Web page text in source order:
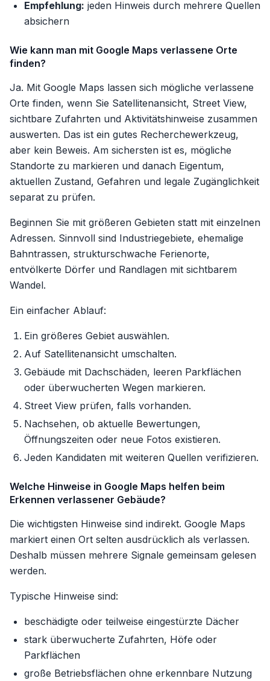
Empfehlung: jeden Hinweis durch mehrere Quellen
absichern
Wie kann man mit Google Maps verlassene Orte
finden?
Ja. Mit Google Maps lassen sich mögliche verlassene
Orte finden, wenn Sie Satellitenansicht, Street View,
sichtbare Zufahrten und Aktivitätshinweise zusammen
auswerten. Das ist ein gutes Recherchewerkzeug,
aber kein Beweis. Am sichersten ist es, mögliche
Standorte zu markieren und danach Eigentum,
aktuellen Zustand, Gefahren und legale Zugänglichkeit
separat zu prüfen.
Beginnen Sie mit größeren Gebieten statt mit einzelnen
Adressen. Sinnvoll sind Industriegebiete, ehemalige
Bahntrassen, strukturschwache Ferienorte,
entvölkerte Dörfer und Randlagen mit sichtbarem
Wandel.
Ein einfacher Ablauf:
Ein größeres Gebiet auswählen.
Auf Satellitenansicht umschalten.
Gebäude mit Dachschäden, leeren Parkflächen
oder überwucherten Wegen markieren.
Street View prüfen, falls vorhanden.
Nachsehen, ob aktuelle Bewertungen,
Öffnungszeiten oder neue Fotos existieren.
Jeden Kandidaten mit weiteren Quellen verifizieren.
Welche Hinweise in Google Maps helfen beim
Erkennen verlassener Gebäude?
Die wichtigsten Hinweise sind indirekt. Google Maps
markiert einen Ort selten ausdrücklich als verlassen.
Deshalb müssen mehrere Signale gemeinsam gelesen
werden.
Typische Hinweise sind:
beschädigte oder teilweise eingestürzte Dächer
stark überwucherte Zufahrten, Höfe oder
Parkflächen
große Betriebsflächen ohne erkennbare Nutzung